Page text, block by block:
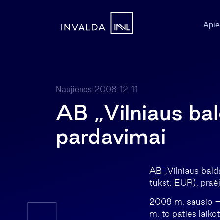
Naujienos 2008 12 11
AB „Vilniaus
pardavimai
AB „Vilniaus
tūkst. EUR),
2008 m. sausio
m. to paties